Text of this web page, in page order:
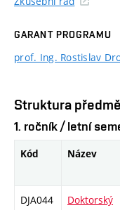
GARANT PROGRAMU
prof. Ing. Rostislav
Struktura
1. ročník / letní
Kód Název
DJA044
Doktorský